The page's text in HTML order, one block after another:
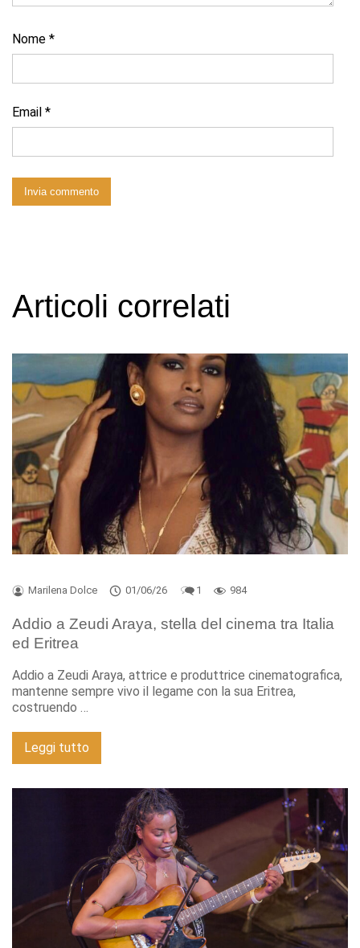
Nome *
Email *
Articoli correlati
Marilena Dolce 01/06/26 1 984
Addio a Zeudi Araya, stella del cinema tra Italia
ed Eritrea
Addio a Zeudi Araya, attrice e produttrice cinematografica,
mantenne sempre vivo il legame con la sua Eritrea,
costruendo …
Leggi tutto